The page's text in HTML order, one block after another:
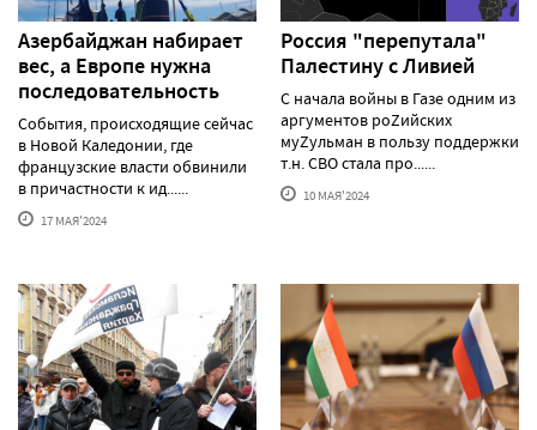
Азербайджан набирает
вес, а Европе нужна
последовательность
События, происходящие сейчас
в Новой Каледонии, где
французские власти обвинили
в причастности к ид......
17 МАЯ'2024
Россия "перепутала"
Палестину с Ливией
С начала войны в Газе одним из
аргументов роZийских
муZульман в пользу поддержки
т.н. СВО стала про......
10 МАЯ'2024